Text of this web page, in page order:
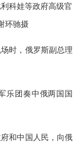
科娃等政府高级官
环驰摄
时，俄罗斯副总理
乐团奏中俄两国国
和中国人民，向俄